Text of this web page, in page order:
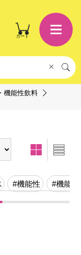
カート
×
機能性飲料
#機能性 #機能